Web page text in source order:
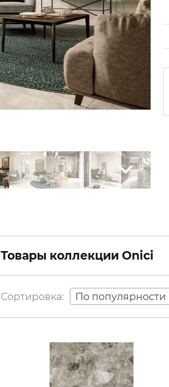
Товары коллекции Onici
По популярности